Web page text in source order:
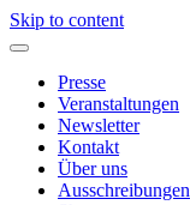
Skip to content
Presse
Veranstaltungen
Newsletter
Kontakt
Über uns
Ausschreibungen